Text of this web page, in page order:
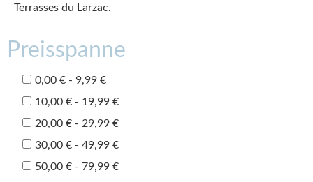
Terrasses du Larzac.
Preisspanne
0,00 € - 9,99 €
10,00 € - 19,99 €
20,00 € - 29,99 €
30,00 € - 49,99 €
50,00 € - 79,99 €